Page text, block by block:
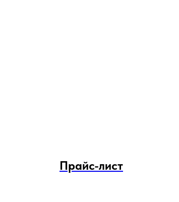
Прайс-лист